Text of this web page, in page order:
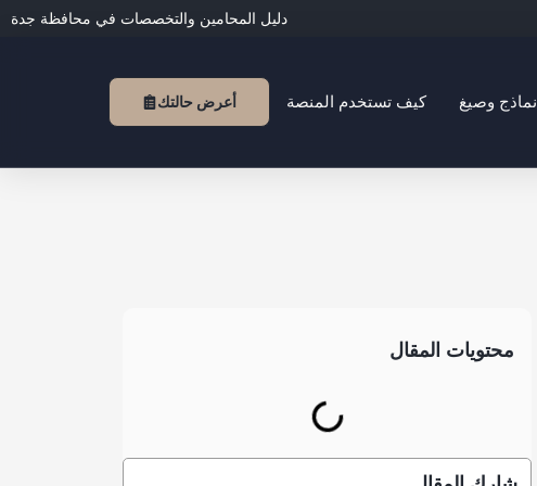
دليل المحامين والتخصصات في محافظة جدة
نماذج وصيغ كيف تستخدم المنصة أعرض حالتك
محتويات المقال